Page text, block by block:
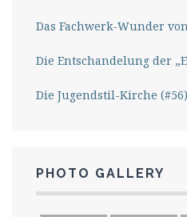
Das Fachwerk-Wunder
Die Entschandelung der
Die Jugendstil-Kirche (#56)
PHOTO GALLERY